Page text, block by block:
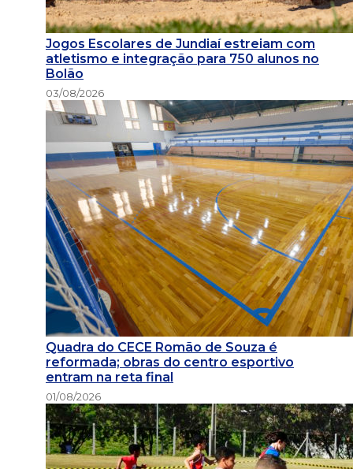
Jogos Escolares de Jundiaí estreiam com
atletismo e integração para 750 alunos no
Bolão
03/08/2026
Quadra do CECE Romão de Souza é
reformada; obras do centro esportivo
entram na reta final
01/08/2026